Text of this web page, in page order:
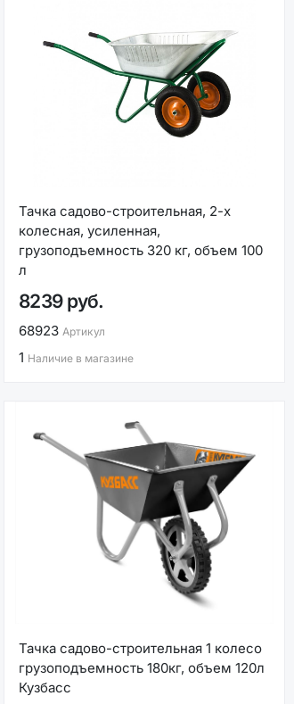
Тачка садово-строительная, 2-х
колесная, усиленная,
грузоподъемность 320 кг, объем 100
л
8239 руб.
68923 Артикул
1 Наличие в магазине
Тачка садово-строительная 1 колесо
грузоподъемность 180кг, объем 120л
Кузбасс